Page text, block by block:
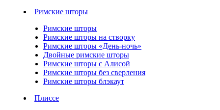
Римские шторы
Римские шторы
Римские шторы на створку
Римские шторы «День-ночь»
Двойные римские шторы
Римские шторы с Алисой
Римские шторы без сверления
Римские шторы блэкаут
Плиссе